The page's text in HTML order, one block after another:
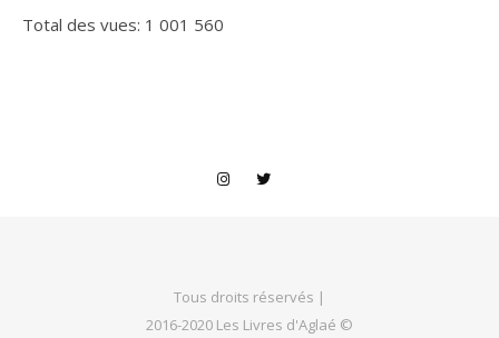
Total des vues: 1 001 560
Tous droits réservés |
2016-2020 Les Livres d'Aglaé ©